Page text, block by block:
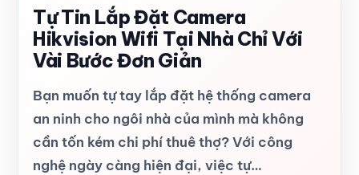
Tự Tin Lắp Đặt Camera
Hikvision Wifi Tại Nhà Chỉ Với
Vài Bước Đơn Giản
Bạn muốn tự tay lắp đặt hệ thống camera
an ninh cho ngôi nhà của mình mà không
cần tốn kém chi phí thuê thợ? Với công
nghệ ngày càng hiện đại, việc tự…